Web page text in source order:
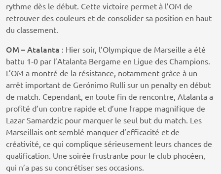
rythme dès le début. Cette victoire permet à l’OM de
retrouver des couleurs et de consolider sa position en haut
du classement.
OM – Atalanta : Hier soir, l’Olympique de Marseille a été
battu 1‑0 par l’Atalanta Bergame en Ligue des Champions.
L’OM a montré de la résistance, notamment grâce à un
arrêt important de Gerónimo Rulli sur un penalty en début
de match. Cependant, en toute fin de rencontre, Atalanta a
profité d’un contre rapide et d’une frappe magnifique de
Lazar Samardzic pour marquer le seul but du match. Les
Marseillais ont semblé manquer d’efficacité et de
créativité, ce qui complique sérieusement leurs chances de
qualification. Une soirée frustrante pour le club phocéen,
qui n’a pas su concrétiser ses occasions.